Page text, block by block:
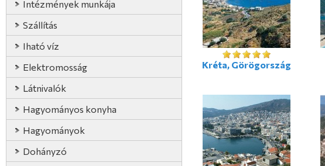
Intézmények munkája
Szállítás
Iható víz
Elektromosság
Látnivalók
Hagyományos konyha
Hagyományok
Dohányzó
Kréta, Görögország